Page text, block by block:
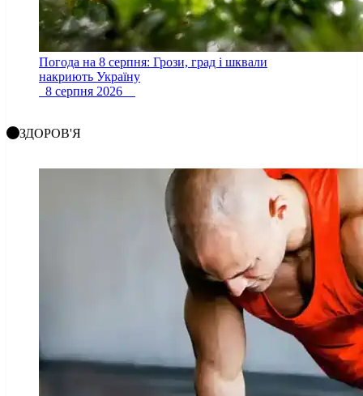
Погода на 8 серпня: Грози, град і шквали
накриють Україну
8 серпня 2026
ЗДОРОВ'Я